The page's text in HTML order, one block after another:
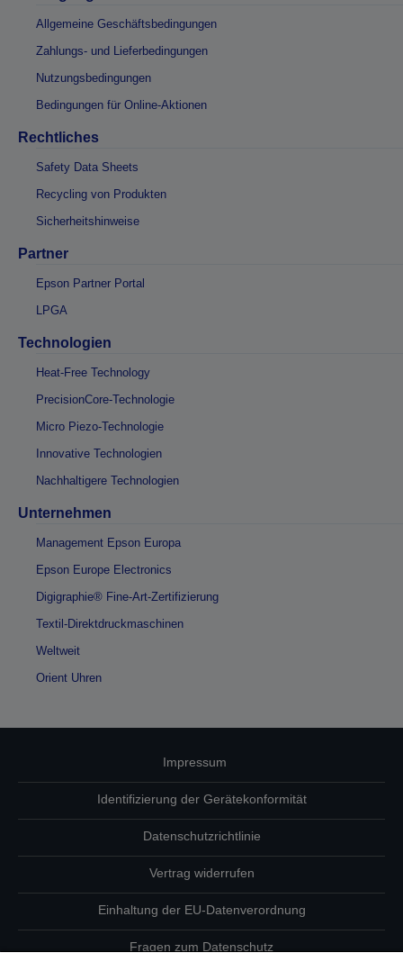
Allgemeine Geschäftsbedingungen
Zahlungs- und Lieferbedingungen
Nutzungsbedingungen
Bedingungen für Online-Aktionen
Rechtliches
Safety Data Sheets
Recycling von Produkten
Sicherheitshinweise
Partner
Epson Partner Portal
LPGA
Technologien
Heat-Free Technology
PrecisionCore-Technologie
Micro Piezo-Technologie
Innovative Technologien
Nachhaltigere Technologien
Unternehmen
Management Epson Europa
Epson Europe Electronics
Digigraphie® Fine-Art-Zertifizierung
Textil-Direktdruckmaschinen
Weltweit
Orient Uhren
Impressum
Identifizierung der Gerätekonformität
Datenschutzrichtlinie
Vertrag widerrufen
Einhaltung der EU-Datenverordnung
Fragen zum Datenschutz